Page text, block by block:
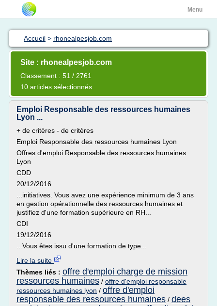
Menu
Accueil > rhonealpesjob.com
Site : rhonealpesjob.com
Classement : 51 / 2761
10 articles sélectionnés
Emploi Responsable des ressources humaines
Lyon ...
+ de critères - de critères
Emploi Responsable des ressources humaines Lyon
Offres d'emploi Responsable des ressources humaines
Lyon
CDD
20/12/2016
...initiatives. Vous avez une expérience minimum de 3 ans
en gestion opérationnelle des ressources humaines et
justifiez d'une formation supérieure en RH...
CDI
19/12/2016
...Vous êtes issu d'une formation de type...
Lire la suite
Thèmes liés : offre d'emploi charge de mission
ressources humaines / offre d'emploi responsable
ressources humaines lyon / offre d'emploi
responsable des ressources humaines / dees